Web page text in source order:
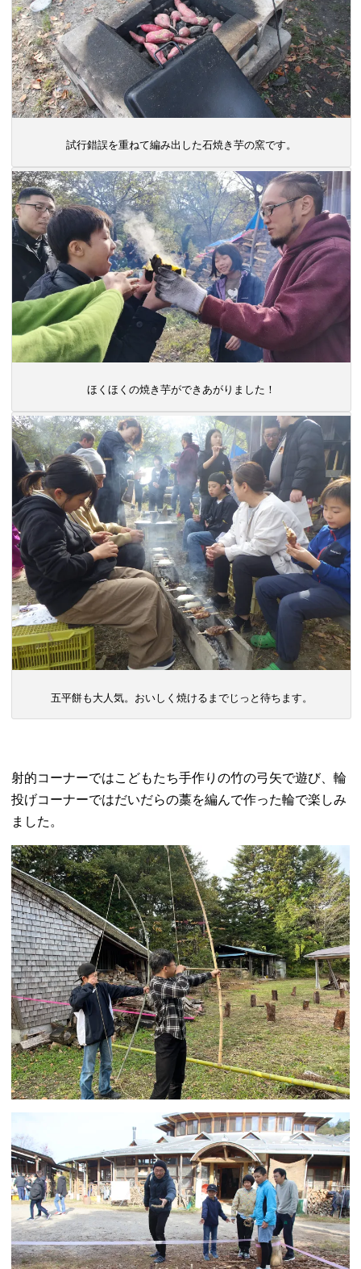
試行錯誤を重ねて編み出した石焼き芋の窯です。
ほくほくの焼き芋ができあがりました！
五平餅も大人気。おいしく焼けるまでじっと待ちます。
射的コーナーではこどもたち手作りの竹の弓矢で遊び、輪
投げコーナーではだいだらの藁を編んで作った輪で楽しみ
ました。